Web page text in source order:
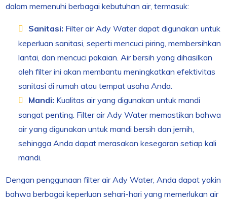
dalam memenuhi berbagai kebutuhan air, termasuk:
Sanitasi: Filter air Ady Water dapat digunakan untuk
keperluan sanitasi, seperti mencuci piring, membersihkan
lantai, dan mencuci pakaian. Air bersih yang dihasilkan
oleh filter ini akan membantu meningkatkan efektivitas
sanitasi di rumah atau tempat usaha Anda.
Mandi: Kualitas air yang digunakan untuk mandi
sangat penting. Filter air Ady Water memastikan bahwa
air yang digunakan untuk mandi bersih dan jernih,
sehingga Anda dapat merasakan kesegaran setiap kali
mandi.
Dengan penggunaan filter air Ady Water, Anda dapat yakin
bahwa berbagai keperluan sehari-hari yang memerlukan air